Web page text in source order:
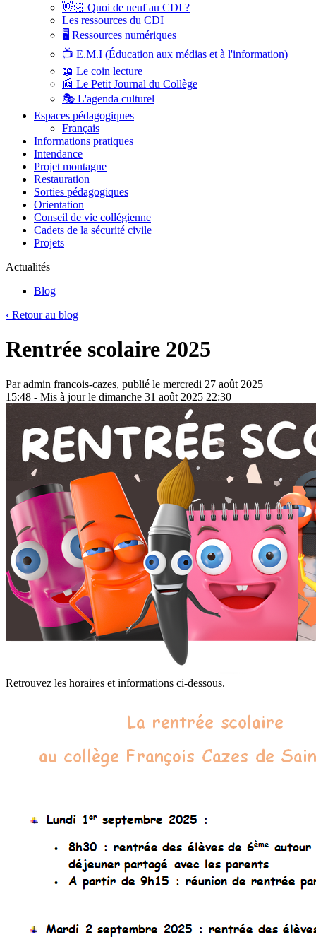
👋🏻 Quoi de neuf au CDI ?
Les ressources du CDI
🖥️ Ressources numériques
📺 E.M.I (Éducation aux médias et à l'information)
📖 Le coin lecture
📰 Le Petit Journal du Collège
🎭 L'agenda culturel
Espaces pédagogiques
Français
Informations pratiques
Intendance
Projet montagne
Restauration
Sorties pédagogiques
Orientation
Conseil de vie collégienne
Cadets de la sécurité civile
Projets
Actualités
Blog
‹ Retour au blog
Rentrée scolaire 2025
Par admin francois-cazes, publié le mercredi 27 août 2025
15:48 - Mis à jour le dimanche 31 août 2025 22:30
Retrouvez les horaires et informations ci-dessous.